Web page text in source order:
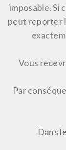
imposable. Si
peut reporter
Vous
Par
Dans